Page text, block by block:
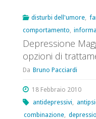
un
disturbi dell'umore,
comportamento,
Depressione
opzioni di
Da Bruno Pacciardi
18 Febbraio 2010
antidepressivi
combinazione